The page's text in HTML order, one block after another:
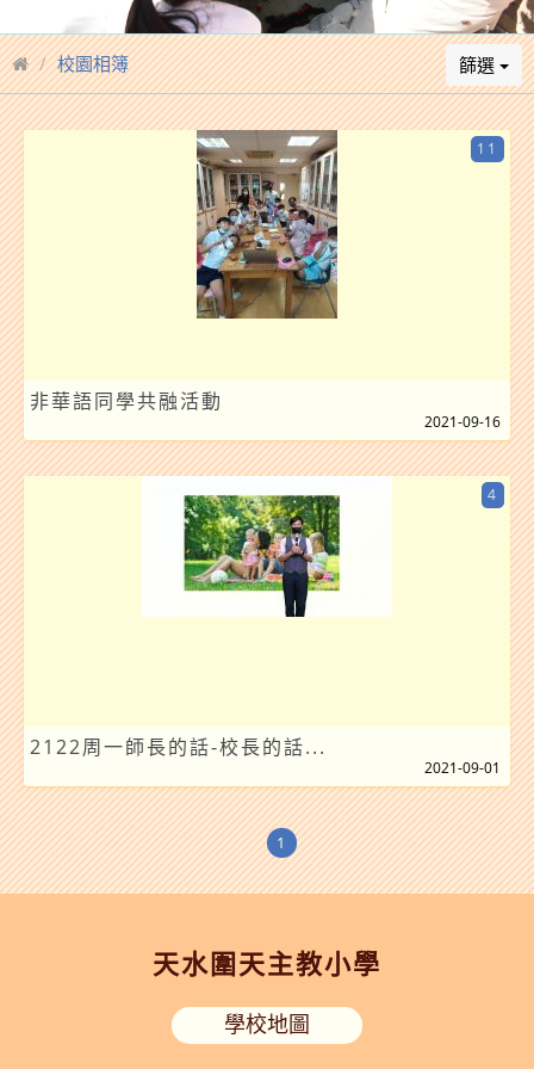
校園相簿 篩選
非華語同學共融活動
11
2021-09-16
2122周一師長的話-校長的話...
4
2021-09-01
1
天水圍天主教小學
學校地圖